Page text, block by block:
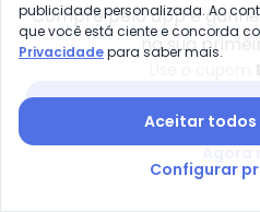
Compre pelo app e
na sua
publicidade personalizada. Ao
que você está ciente e concorda
Privacidadepara saber mais.
Aceitar todos
Configurar